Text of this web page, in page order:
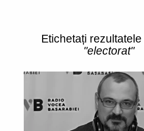
Etichetați
"electorat"